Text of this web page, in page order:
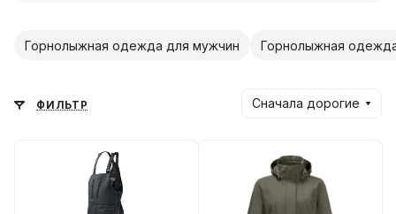
Горнолыжная одежда для мужчин Горнолыжная
ФИЛЬТР Сначала дорогие